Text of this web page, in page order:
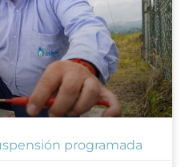
programada